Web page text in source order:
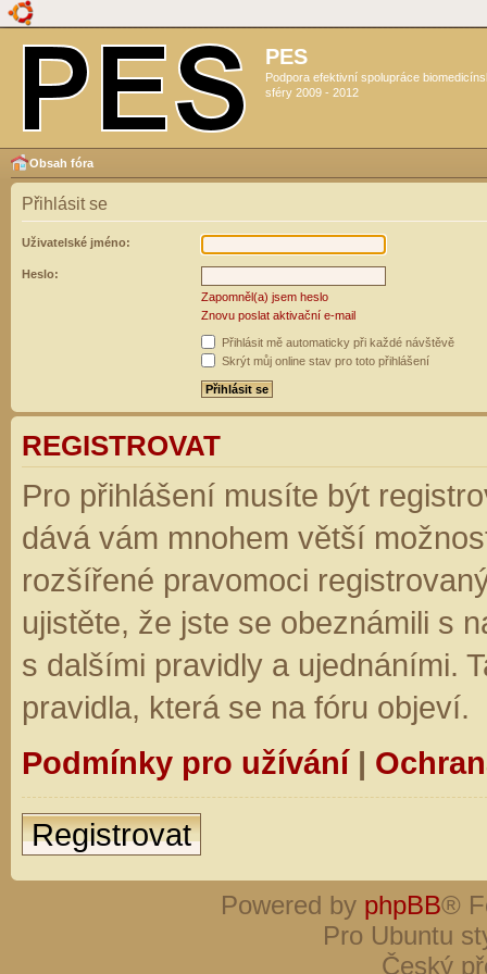
PES
Podpora efektivní spolupráce
sféry 2009 - 2012
Obsah fóra
Přihlásit se
Uživatelské jméno:
Heslo:
Zapomněl(a) jsem heslo
Znovu poslat aktivační e-mail
Přihlásit mě automaticky při každé návštěvě
Skrýt můj online stav pro toto přihlášení
REGISTROVAT
Pro přihlášení musíte být
dává vám mnohem větší
rozšířené pravomoci
ujistěte, že jste se obeznámili s
s dalšími pravidly a ujednáními.
pravidla, která se na fóru objeví.
Podmínky pro užívání|
Registrovat
Powered by phpBB®
Pro Ubuntu
Český